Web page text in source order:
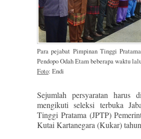
Para pejabat Pimpinan Tinggi
Pendopo Odah Etam beberapa waktu
Foto: Endi
Sejumlah persyaratan harus
mengikuti seleksi terbuka
Tinggi Pratama (JPTP)
Kutai Kartanegara (Kukar)